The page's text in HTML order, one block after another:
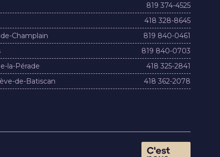
819 374-4525
418 328-8645
Champlain
819 840-0461
819 840-0703
la-Pérade
418 325-2841
de-Batiscan
418 362-2078